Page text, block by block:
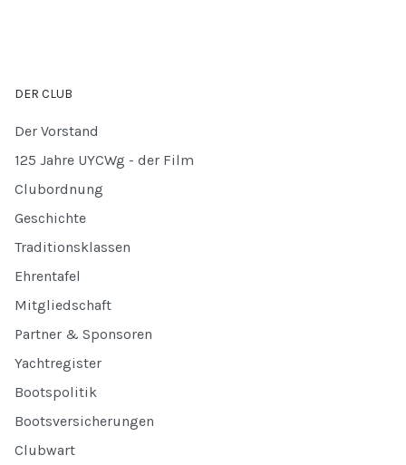
DER CLUB
Der Vorstand
125 Jahre UYCWg - der Film
Clubordnung
Geschichte
Traditionsklassen
Ehrentafel
Mitgliedschaft
Partner & Sponsoren
Yachtregister
Bootspolitik
Bootsversicherungen
Clubwart